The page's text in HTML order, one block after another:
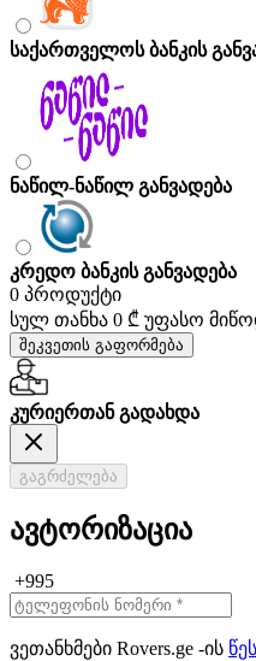
საქართველოს ბანკის
ნაწილ-ნაწილ განვადება
კრედო ბანკის განვადება
0 პროდუქტი
სულ თანხა 0 ₾ უფასო
შეკვეთის გაფორმება
კურიერთან გადახდა
გაგრძელება
ავტორიზაცია
+995
ვეთანხმები Rovers.ge -ის